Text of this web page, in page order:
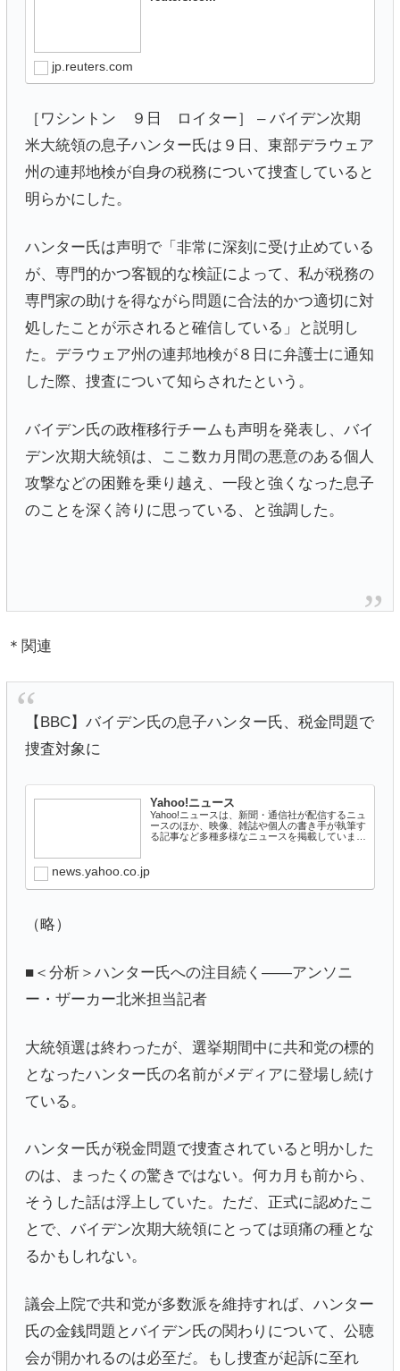
jp.reuters.com
［ワシントン ９日 ロイター］ – バイデン次期
米大統領の息子ハンター氏は９日、東部デラウェア
州の連邦地検が自身の税務について捜査していると
明らかにした。
ハンター氏は声明で「非常に深刻に受け止めている
が、専門的かつ客観的な検証によって、私が税務の
専門家の助けを得ながら問題に合法的かつ適切に対
処したことが示されると確信している」と説明し
た。デラウェア州の連邦地検が８日に弁護士に通知
した際、捜査について知らされたという。
バイデン氏の政権移行チームも声明を発表し、バイ
デン次期大統領は、ここ数カ月間の悪意のある個人
攻撃などの困難を乗り越え、一段と強くなった息子
のことを深く誇りに思っている、と強調した。
＊関連
【BBC】バイデン氏の息子ハンター氏、税金問題で
捜査対象に
Yahoo!ニュース
Yahoo!ニュースは、新聞・通信社が配信するニュ
ースのほか、映像、雑誌や個人の書き手が執筆す
る記事など多種多様なニュースを掲載していま
news.yahoo.co.jp
（略）
■＜分析＞ハンター氏への注目続く――アンソニ
ー・ザーカー北米担当記者
大統領選は終わったが、選挙期間中に共和党の標的
となったハンター氏の名前がメディアに登場し続け
ている。
ハンター氏が税金問題で捜査されていると明かした
のは、まったくの驚きではない。何カ月も前から、
そうした話は浮上していた。ただ、正式に認めたこ
とで、バイデン次期大統領にとっては頭痛の種とな
るかもしれない。
議会上院で共和党が多数派を維持すれば、ハンター
氏の金銭問題とバイデン氏の関わりについて、公聴
会が開かれるのは必至だ。もし捜査が起訴に至れ